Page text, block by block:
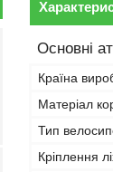
Основні
Країна
Матеріал
Тип
Кріплення